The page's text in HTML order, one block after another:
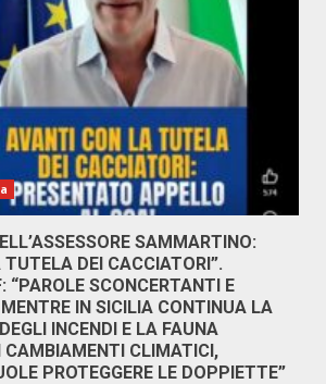
SAMMARTINO:
TUTELA DEI CACCIATORI”.
“PAROLE SCONCERTANTI E
IN SICILIA CONTINUA LA
INCENDI E LA FAUNA
CAMBIAMENTI CLIMATICI,
PROTEGGERE LE DOPPIETTE”